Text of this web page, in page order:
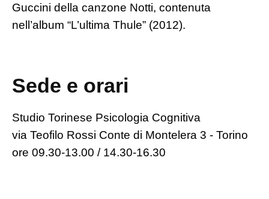
Guccini della canzone Notti, contenuta
nell’album “L’ultima Thule” (2012).
Sede e orari
Studio Torinese Psicologia Cognitiva
via Teofilo Rossi Conte di Montelera 3 - Torino
ore 09.30-13.00 / 14.30-16.30